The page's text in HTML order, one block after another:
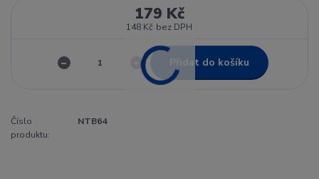
179 Kč
148 Kč bez DPH
Přidat do košíku
Číslo
produktu:
NTB64